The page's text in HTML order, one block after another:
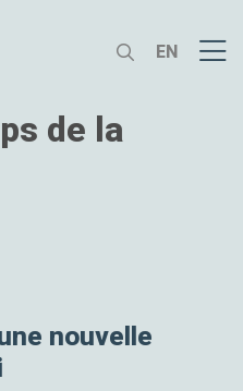
EN
de la
nouvelle